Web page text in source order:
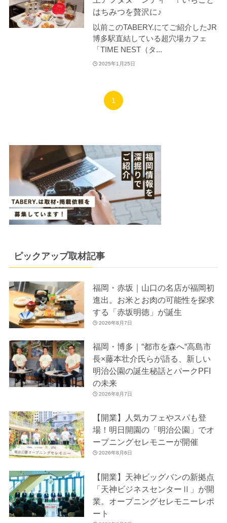
はちみつを贅沢に♪
以前このTABERY.にてご紹介したJR
博多駅直結している超穴場カフェ
「TIME NEST（タ...
2025年1月25日
1
ピックアップ取材記事
福岡・赤坂｜山口の名店が福岡初
進出。お米とお肉の可能性を探求
する「赤坂明徳」が誕生
2026年8月7日
福岡・博多｜“都市を森へ“高島市
長×藤本壮介氏らが語る、新しい
明治公園の誕生秘話とパークPFI
の未来
2026年8月7日
【開業】人気カフェやスパも登
場！明日開園の「明治公園」でオ
ープニングセレモニーが開催
2026年8月6日
【開業】天神ビッグバンの新拠点
「天神ビジネスセンターⅡ」が開
業。オープニングセレモニーレポ
ート